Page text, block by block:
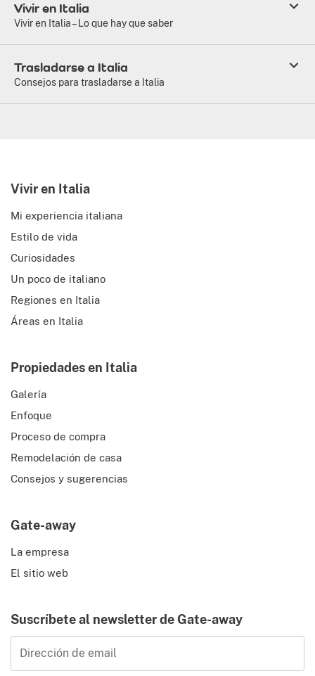
Vivir en Italia
Vivir en Italia – Lo que hay que saber
Trasladarse a Italia
Consejos para trasladarse a Italia
Vivir en Italia
Mi experiencia italiana
Estilo de vida
Curiosidades
Un poco de italiano
Regiones en Italia
Áreas en Italia
Propiedades en Italia
Galería
Enfoque
Proceso de compra
Remodelación de casa
Consejos y sugerencias
Gate-away
La empresa
El sitio web
Suscríbete al newsletter de Gate-away
Dirección de email